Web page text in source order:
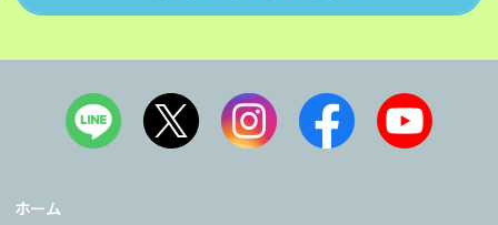
ホーム